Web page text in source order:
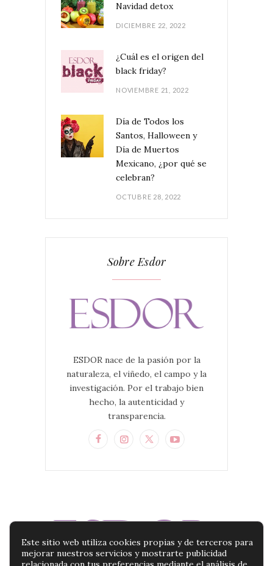
Navidad detox
DICIEMBRE 22, 2022
¿Cuál es el origen del
black friday?
NOVIEMBRE 21, 2022
Día de Todos los
Santos, Halloween y
Día de Muertos
Mexicano, ¿por qué se
celebran?
OCTUBRE 28, 2022
Sobre Esdor
ESDOR nace de la pasión por la
naturaleza, el viñedo, el campo y la
investigación. Por el trabajo bien
hecho, la autenticidad y
transparencia.
Este sitio web utiliza cookies propias y de terceros para
mejorar nuestros servicios y mostrarte publicidad